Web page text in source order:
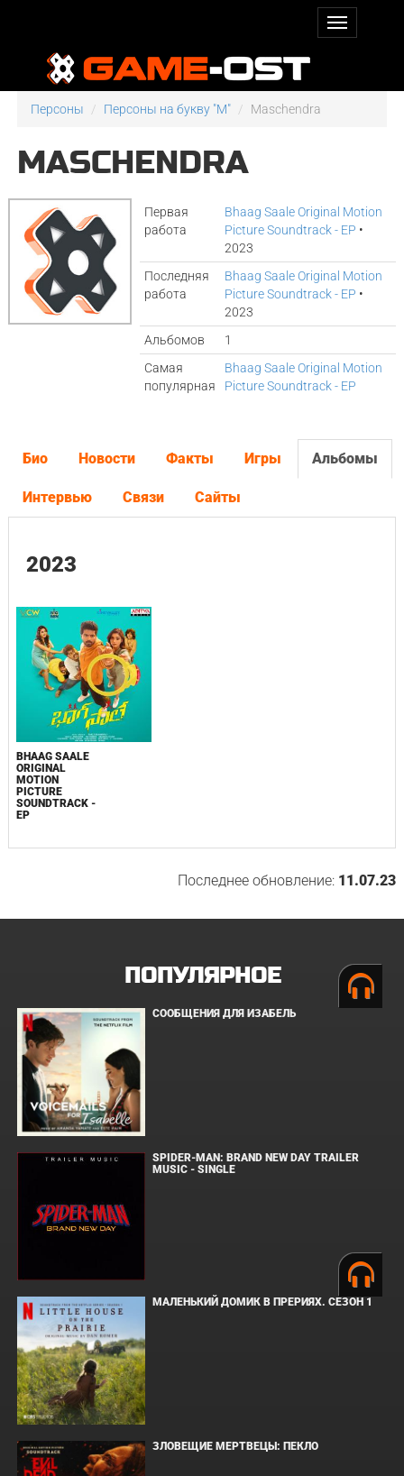
Персоны Персоны на букву "M" Maschendra
MASCHENDRA
Первая
работа
Bhaag Saale Original Motion
Picture Soundtrack - EP •
2023
Последняя
работа
Bhaag Saale Original Motion
Picture Soundtrack - EP •
2023
Альбомов
1
Самая
популярная
Bhaag Saale Original Motion
Picture Soundtrack - EP
Био Новости Факты Игры Альбомы
Интервью Связи Сайты
2023
BHAAG SAALE
ORIGINAL
MOTION
PICTURE
SOUNDTRACK -
EP
Последнее обновление: 11.07.23
ПОПУЛЯРНОЕ
СООБЩЕНИЯ ДЛЯ ИЗАБЕЛЬ
SPIDER-MAN: BRAND NEW DAY TRAILER
MUSIC - SINGLE
МАЛЕНЬКИЙ ДОМИК В ПРЕРИЯХ. СЕЗОН 1
ЗЛОВЕЩИЕ МЕРТВЕЦЫ: ПЕКЛО